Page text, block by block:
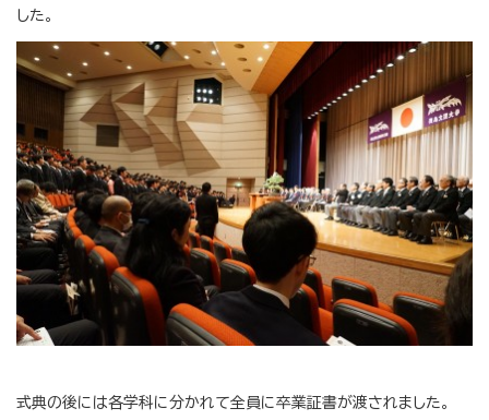
した。
式典の後には各学科に分かれて全員に卒業証書が渡されました。